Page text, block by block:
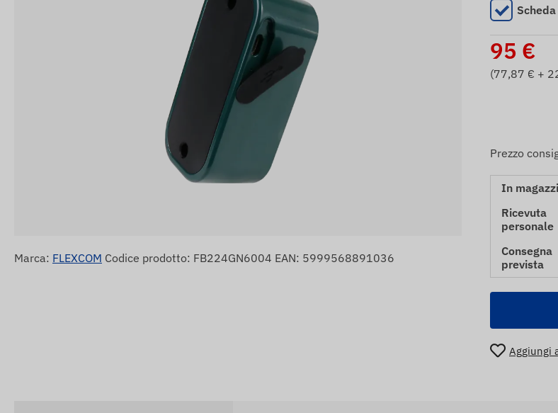
Marca: FLEXCOM Codice prodotto: FB224GN6004 EAN: 5999568891036
95 €
(77,87 € +
Prezzo
In
Ricevuta
personale
Consegna
prevista
Aggiungi